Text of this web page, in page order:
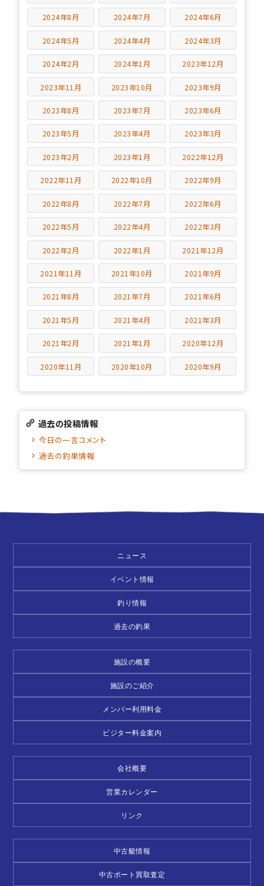
2024年8月 2024年7月 2024年6月
2024年5月 2024年4月 2024年3月
2024年2月 2024年1月 2023年12月
2023年11月 2023年10月 2023年9月
2023年8月 2023年7月 2023年6月
2023年5月 2023年4月 2023年3月
2023年2月 2023年1月 2022年12月
2022年11月 2022年10月 2022年9月
2022年8月 2022年7月 2022年6月
2022年5月 2022年4月 2022年3月
2022年2月 2022年1月 2021年12月
2021年11月 2021年10月 2021年9月
2021年8月 2021年7月 2021年6月
2021年5月 2021年4月 2021年3月
2021年2月 2021年1月 2020年12月
2020年11月 2020年10月 2020年9月
過去の投稿情報
今日の一言コメント
過去の釣果情報
ニュース
イベント情報
釣り情報
過去の釣果
施設の概要
施設のご紹介
メンバー利用料金
ビジター料金案内
会社概要
営業カレンダー
リンク
中古艇情報
中古ボート買取査定